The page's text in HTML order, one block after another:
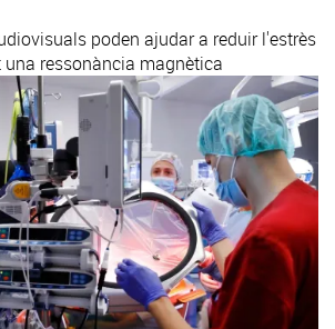
poden ajudar a reduir l'estrès
ressonància magnètica